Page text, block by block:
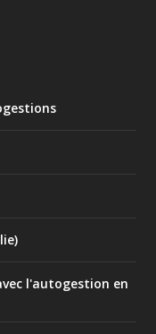
l'autogestion en